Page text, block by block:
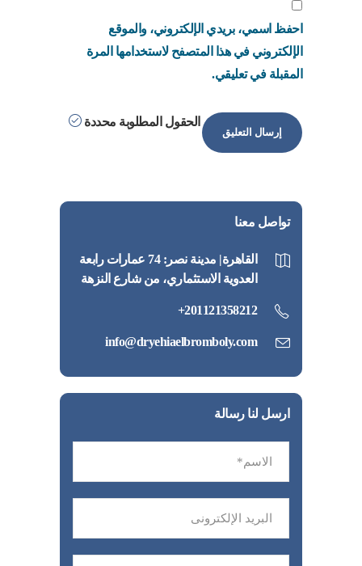
احفظ اسمي، بريدي الإلكتروني، والموقع
الإلكتروني في هذا المتصفح لاستخدامها المرة
المقبلة في تعليقي.
الحقول المطلوبة محددة
تواصل معنا
القاهرة| مدينة نصر: 74 عمارات رابعة
العدوية الاستثماري، من شارع النزهة
201121358212+
info@dryehiaelbromboly.com
ارسل لنا رسالة